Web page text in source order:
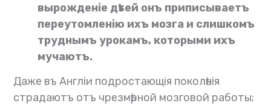
вырожденіе дѣтей онъ приписываетъ
переутомленію ихъ мозга и слишкомъ
труднымъ урокамъ, которыми ихъ
мучаютъ.
Даже въ Англіи подростающія поколѣнія
страдаютъ отъ чрезмѣрной мозговой работы;